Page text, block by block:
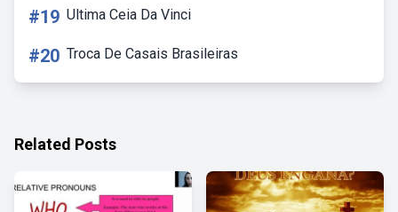
#19 Ultima Ceia Da Vinci
#20 Troca De Casais Brasileiras
Related Posts